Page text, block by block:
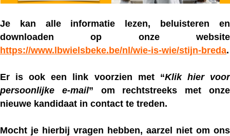
Je kan alle informatie lezen, beluisteren en
downloaden op onze website
https://www.lbwielsbeke.be/nl/wie-is-wie/stijn-breda.
Er is ook een link voorzien met “Klik hier voor
persoonlijke e-mail” om rechtstreeks met onze
nieuwe kandidaat in contact te treden.
Mocht je hierbij vragen hebben, aarzel niet om ons